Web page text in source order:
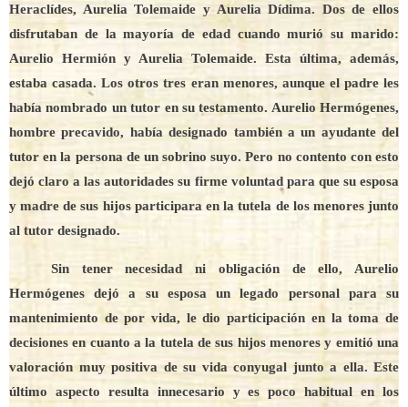
Heraclídes, Aurelia Tolemaide y Aurelia Dídima. Dos de ellos
disfrutaban de la mayoría de edad cuando murió su marido:
Aurelio Hermión y Aurelia Tolemaide. Esta última, además,
estaba casada. Los otros tres eran menores, aunque el padre les
había nombrado un tutor en su testamento. Aurelio Hermógenes,
hombre precavido, había designado también a un ayudante del
tutor en la persona de un sobrino suyo. Pero no contento con esto
dejó claro a las autoridades su firme voluntad para que su esposa
y madre de sus hijos participara en la tutela de los menores junto
al tutor designado.
Sin tener necesidad ni obligación de ello, Aurelio
Hermógenes dejó a su esposa un legado personal para su
mantenimiento de por vida, le dio participación en la toma de
decisiones en cuanto a la tutela de sus hijos menores y emitió una
valoración muy positiva de su vida conyugal junto a ella. Este
último aspecto resulta innecesario y es poco habitual en los